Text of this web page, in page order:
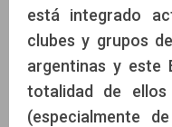
está integrado
clubes y grupos
argentinas y este
totalidad de
(especialmente